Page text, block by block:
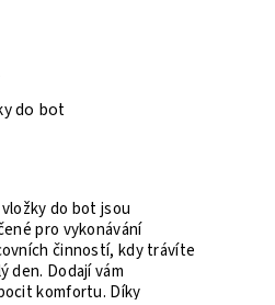
do bot
do bot jsou
pro vykonávání
činností, kdy trávíte
den. Dodají vám
komfortu. Díky